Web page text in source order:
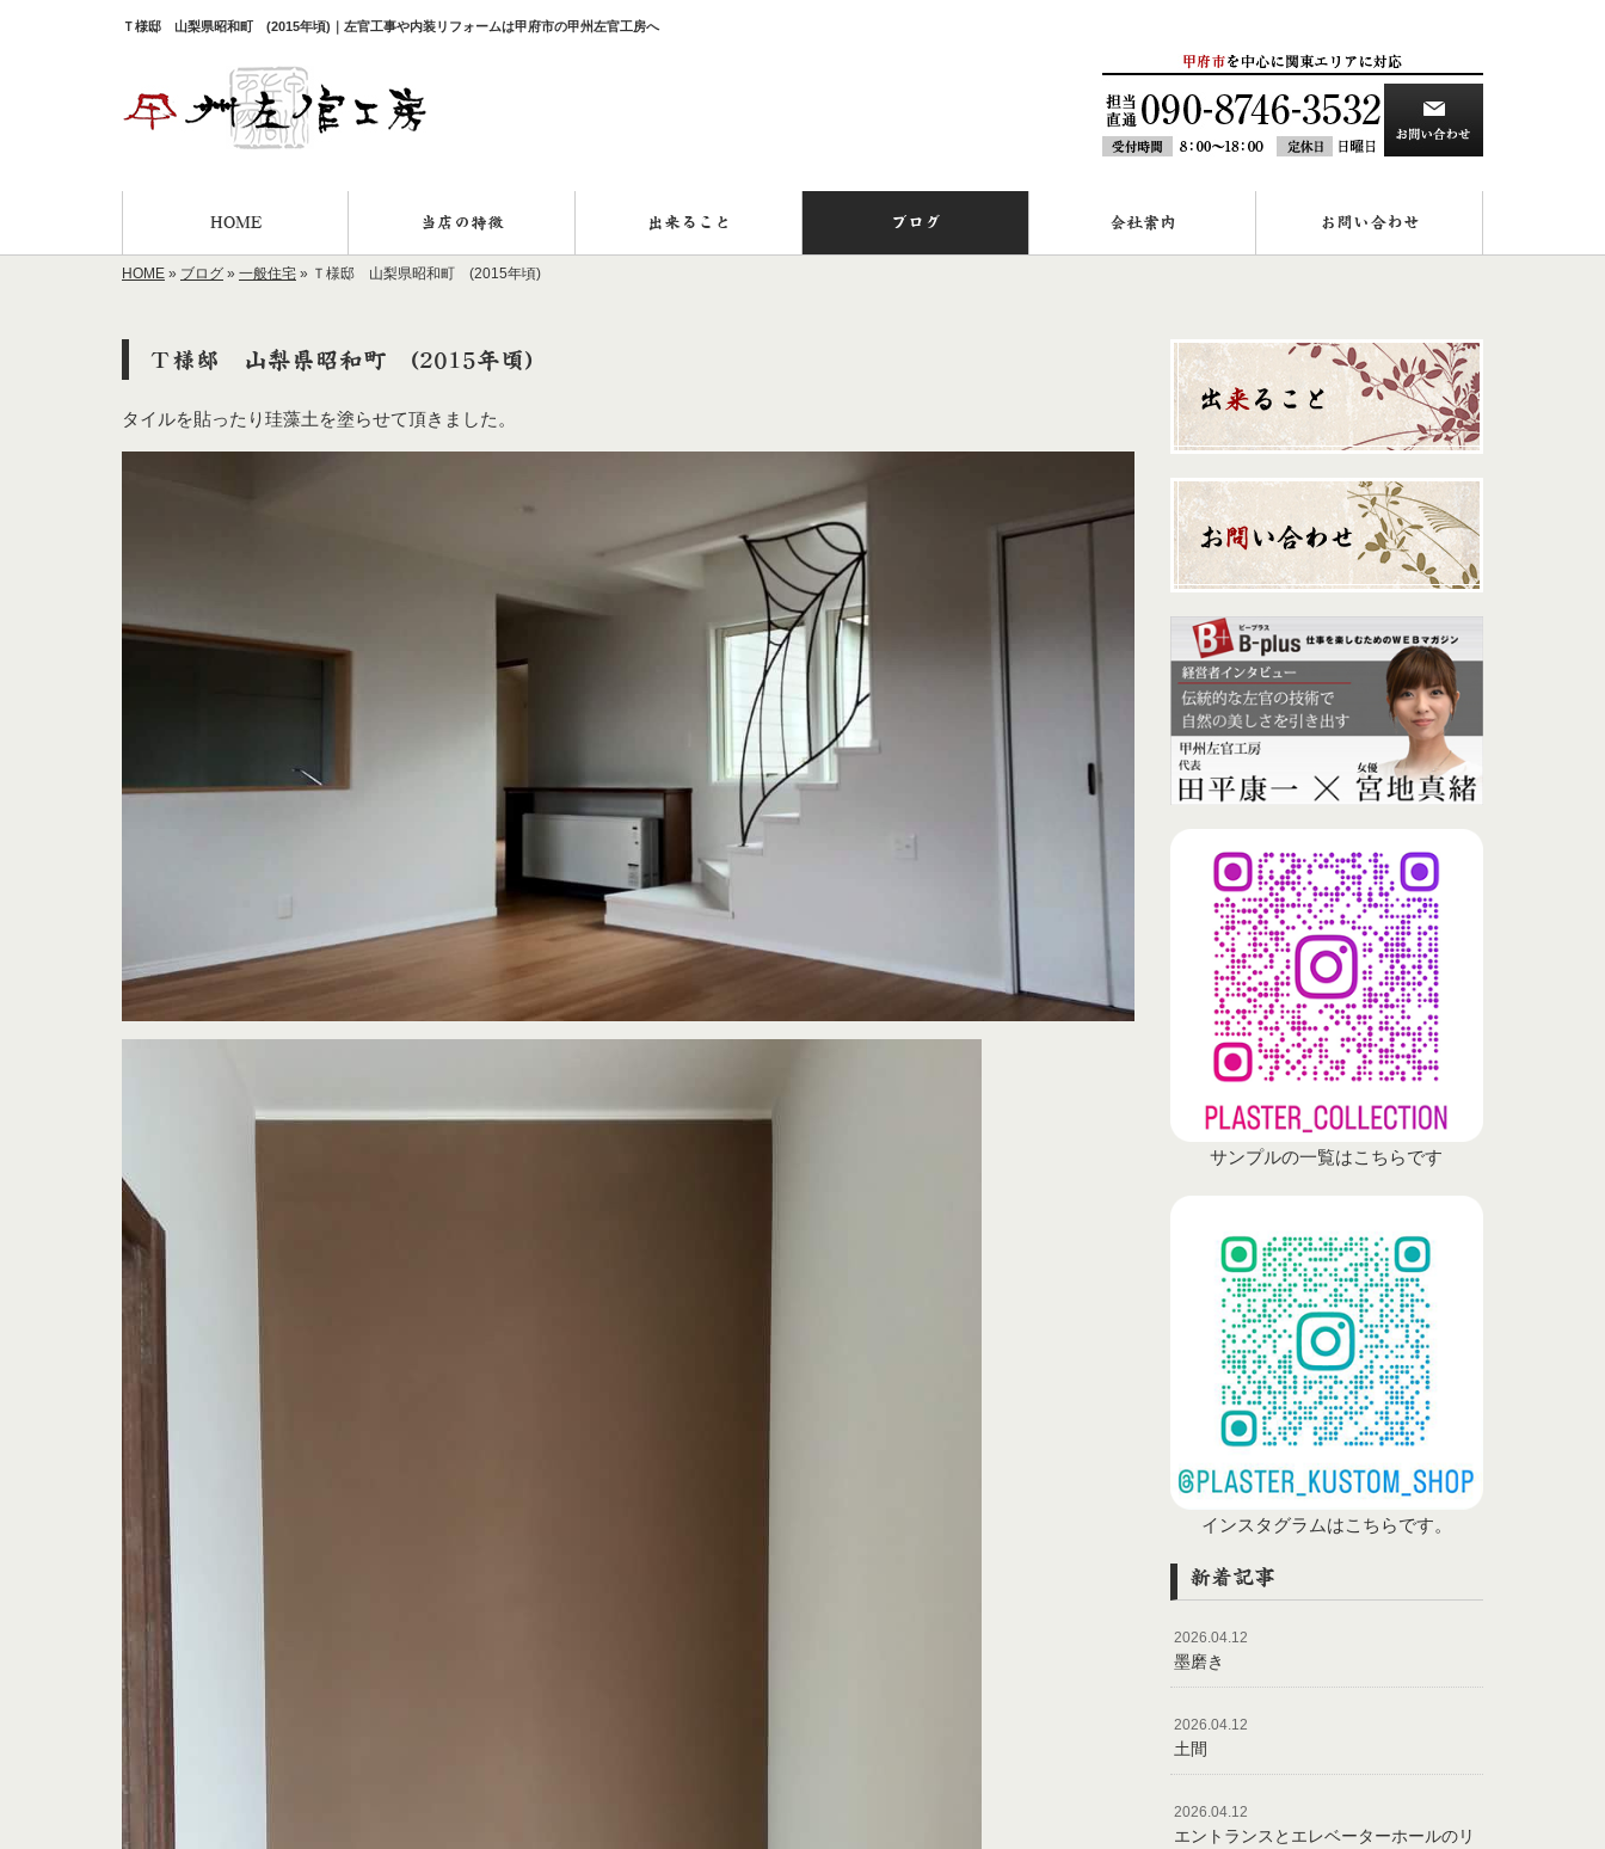
Ｔ様邸 山梨県昭和町 (2015年頃)｜左官工事や内装リフォームは甲府市の甲州左官工房へ
HOME 当店の特徴 出来ること ブログ 会社案内 お問い合わせ
HOME » ブログ » 一般住宅 » Ｔ様邸 山梨県昭和町 (2015年頃)
Ｔ様邸 山梨県昭和町 (2015年頃)
タイルを貼ったり珪藻土を塗らせて頂きました。
サンプルの一覧はこちらです
インスタグラムはこちらです。
新着記事
2026.04.12
墨磨き
2026.04.12
土間
2026.04.12
エントランスとエレベーターホールのリ